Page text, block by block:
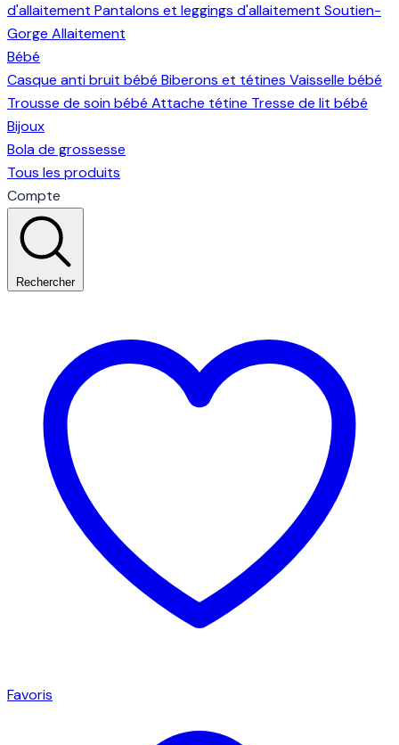
d'allaitement Pantalons et leggings d'allaitement Soutien-
Gorge Allaitement
Bébé
Casque anti bruit bébé Biberons et tétines Vaisselle bébé
Trousse de soin bébé Attache tétine Tresse de lit bébé
Bijoux
Bola de grossesse
Tous les produits
Compte
Rechercher
Favoris